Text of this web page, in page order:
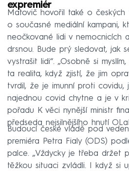
expremiér
Matovič hovořil také o českých
o současné mediální kampani,
neočkované lidi v nemocnicích
drsnou. Bude prý sledovat, jak
vystrašit lidi“. „Osobně si
ta realita, když zjistí, že jim
tvrdil, že je imunní proti covidu,
najednou covid chytne a je v
pořadu K věci nynější ministr
předseda nejsilnějšího hnutí
Budoucí české vládě pod
premiéra Petra Fialy (ODS)
palce. „Vždycky je třeba držet
těžkou situaci zvládli. I když si